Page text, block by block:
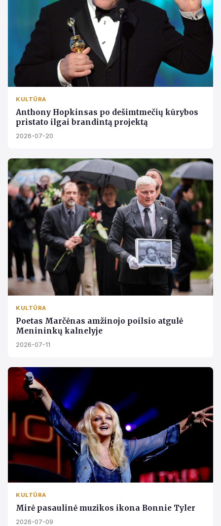
KULTŪRA
Anthony Hopkinsas po dešimtmečių kūrybos
pristato ilgai brandintą projektą
2026-07-20
KULTŪRA
Poetas Marčėnas amžinojo poilsio atgulė
Menininkų kalnelyje
2026-07-11
KULTŪRA
Mirė pasaulinė muzikos ikona Bonnie Tyler
2026-07-09